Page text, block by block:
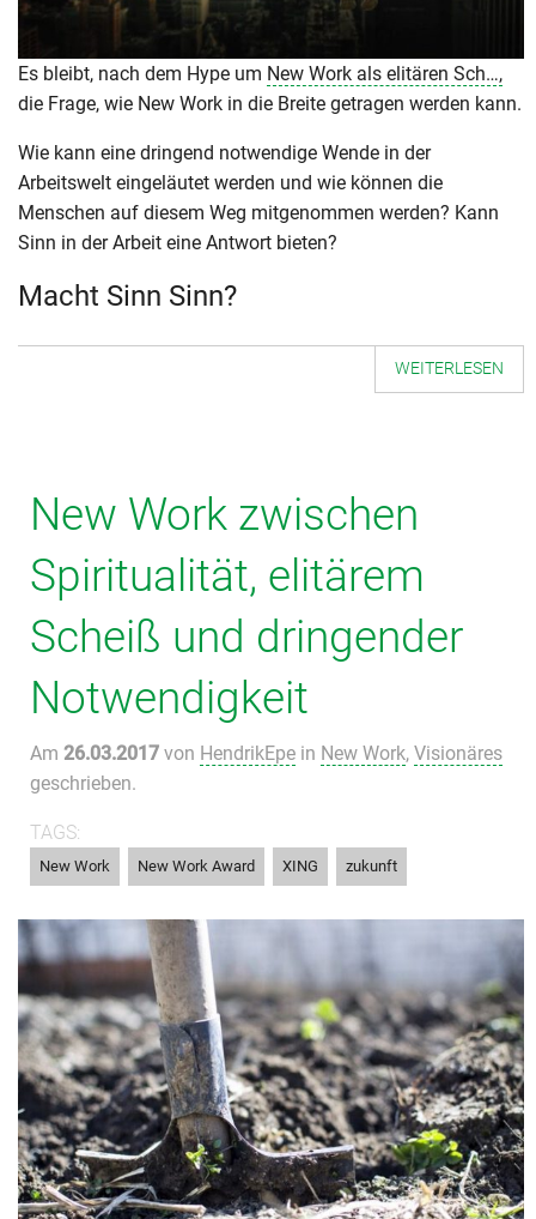
Es bleibt, nach dem Hype um New Work als elitären Sch…,
die Frage, wie New Work in die Breite getragen werden kann.
Wie kann eine dringend notwendige Wende in der
Arbeitswelt eingeläutet werden und wie können die
Menschen auf diesem Weg mitgenommen werden? Kann
Sinn in der Arbeit eine Antwort bieten?
Macht Sinn Sinn?
WEITERLESEN
New Work zwischen
Spiritualität, elitärem
Scheiß und dringender
Notwendigkeit
Am 26.03.2017 von HendrikEpe in New Work, Visionäres
geschrieben.
TAGS:
New Work New Work Award XING zukunft